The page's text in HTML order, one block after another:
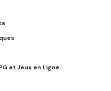
et Jeux en Ligne